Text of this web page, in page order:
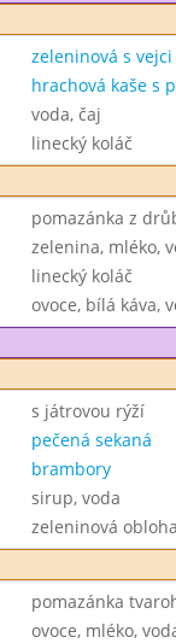
zeleninová s vejci
hrachová kaše s
voda, čaj
linecký koláč
pomazánka z
zelenina, mléko,
linecký koláč
ovoce, bílá káva,
s játrovou rýží
pečená sekaná
brambory
sirup, voda
zeleninová
pomazánka
ovoce, mléko,